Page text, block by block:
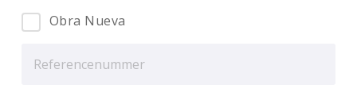
Obra Nueva